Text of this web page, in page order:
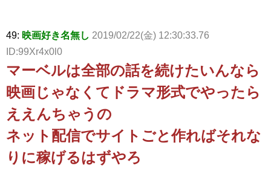
49: 映画好き名無し 2019/02/22(金) 12:30:33.76
ID:99Xr4x0l0
マーベルは全部の話を続けたいんなら
映画じゃなくてドラマ形式でやったら
ええんちゃうの
ネット配信でサイトごと作ればそれな
りに稼げるはずやろ